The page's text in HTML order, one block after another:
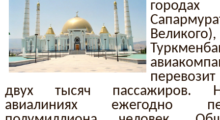
двух тысяч пассажиров.
авиалиниях ежегодно